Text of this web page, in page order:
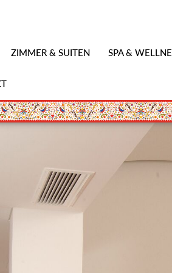
ZIMMER & SUITEN SPA &